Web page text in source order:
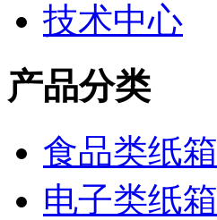
技术中心
产品分类
食品类纸箱
电子类纸箱